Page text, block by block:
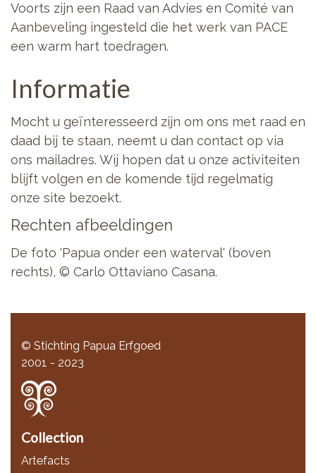
Voorts zijn een Raad van Advies en Comité van
Aanbeveling ingesteld die het werk van PACE
een warm hart toedragen.
Informatie
Mocht u geïnteresseerd zijn om ons met raad en
daad bij te staan, neemt u dan contact op via
ons mailadres. Wij hopen dat u onze activiteiten
blijft volgen en de komende tijd regelmatig
onze site bezoekt.
Rechten afbeeldingen
De foto 'Papua onder een waterval' (boven
rechts), © Carlo Ottaviano Casana.
© Stichting Papua Erfgoed
2001 - 2023
Collection
Artefacts